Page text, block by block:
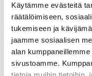
Käytämme evästeitä
räätälöimiseen,
tukemiseen ja
jaamme sosiaalisen
alan
sivustoamme.
Trä, tjocklek
Tandning
Effektiv längd